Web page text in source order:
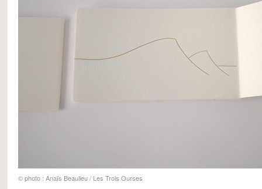
© photo : Anaïs Beaulieu / Les Trois Ourses